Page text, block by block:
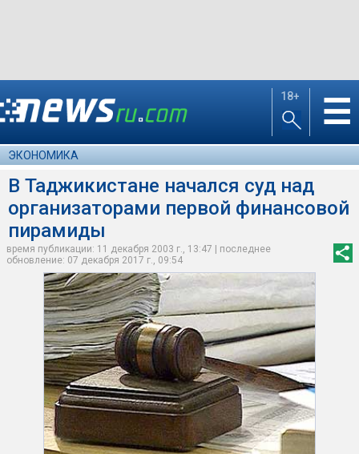
18+ ☰
ЭКОНОМИКА
В Таджикистане начался суд над
организаторами первой финансовой
пирамиды
время публикации: 11 декабря 2003 г., 13:47 | последнее
обновление: 07 декабря 2017 г., 09:54